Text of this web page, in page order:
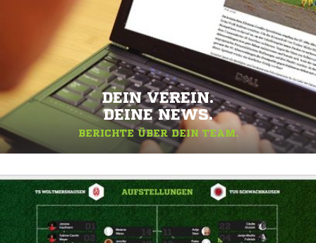
DEIN VEREIN.
DEINE NEWS.
BERICHTE ÜBER DEIN TEAM.